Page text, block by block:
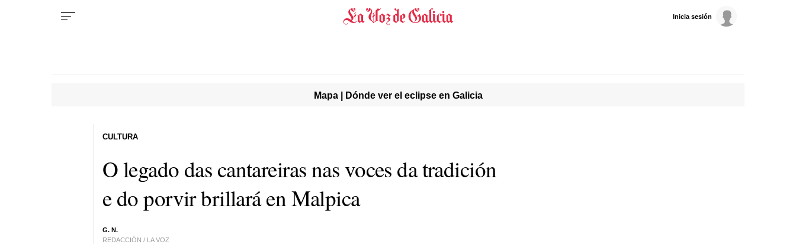
Inicia sesión
Mapa | Dónde ver el eclipse en Galicia
O legado das cantareiras nas voces da tradición
e do porvir brillará en Malpica
G. N.
REDACCIÓN / LA VOZ
CULTURA